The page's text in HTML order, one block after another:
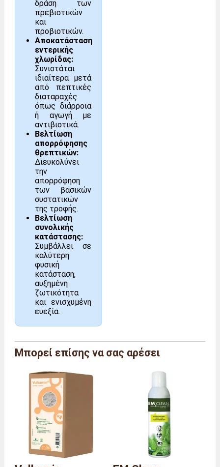
δράση των
πρεβιοτικών
και
προβιοτικών.
Αποκατάσταση
εντερικής
χλωρίδας:
Συνιστάται
ιδιαίτερα μετά
από πεπτικές
διαταραχές
όπως διάρροια
ή αγωγή με
αντιβιοτικά.
Βελτίωση
απορρόφησης
θρεπτικών:
Διευκολύνει
την
απορρόφηση
των βασικών
συστατικών
της τροφής.
Βελτίωση
συνολικής
κατάστασης:
Συμβάλλει σε
καλύτερη
φυσική
κατάσταση,
αυξημένη
ζωτικότητα
και ενισχυμένη
ευεξία.
Μάρκα
Agriton
Αναφορά
ΜΕΓΕΘΟΣ
Σακούλα 1 κιλού
Διαστάσεις
(συνολικές)
μήκος 21 x βάθος 7 x
Βάρος
Μπορεί επίσης να σας αρέσει